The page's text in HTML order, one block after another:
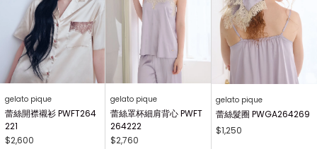
gelato pique
蕾絲開襟襯衫 PWFT264
221
$2,600
gelato pique
蕾絲罩杯細肩背心 PWFT
264222
$2,760
gelato pique
蕾絲髮圈 PWGA264269
$1,250